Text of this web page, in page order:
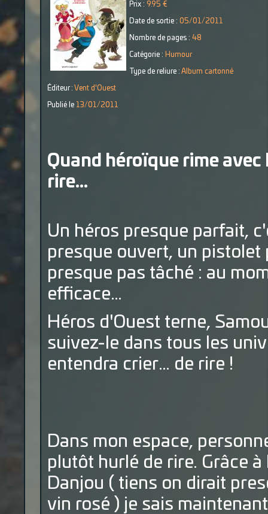
Prix : 9.95 €
Date de sortie : 05/01/2011
Nombre de pages : 48
Catégorie : Humour
Type de reliure : Album cartonné
Éditeur : Vent d'Ouest
Publié le 13/01/2011
Quand héroïque rime avec
rire...
Un héros presque parfait,
presque ouvert, un pistolet
presque pas tâché : au
efficace…
Héros d'Ouest terne,
suivez-le dans tous les
entendra crier… de rire !
Dans mon espace,
plutôt hurlé de rire. Grâce
Danjou ( tiens on dirait
vin rosé ) je sais